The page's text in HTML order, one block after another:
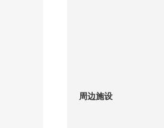
周边施设